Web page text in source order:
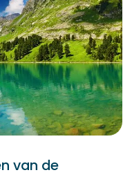
van de